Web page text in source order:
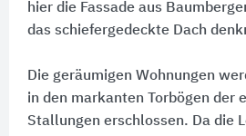
hier die Fassade aus
das schiefergedeckte Dach
Die geräumigen Wohnungen
in den markanten Torbögen der
Stallungen erschlossen. Da die